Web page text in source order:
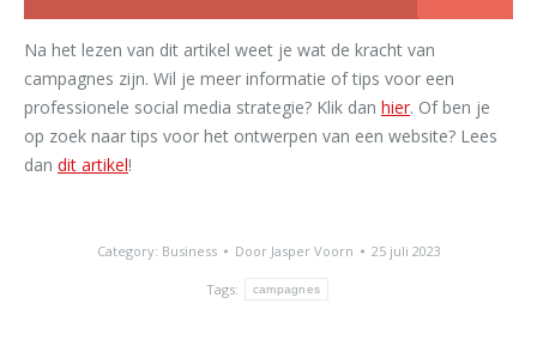
Na het lezen van dit artikel weet je wat de kracht van
campagnes zijn. Wil je meer informatie of tips voor een
professionele social media strategie? Klik dan hier. Of ben je
op zoek naar tips voor het ontwerpen van een website? Lees
dan dit artikel!
Category: Business Door Jasper Voorn 25 juli 2023
Tags: campagnes